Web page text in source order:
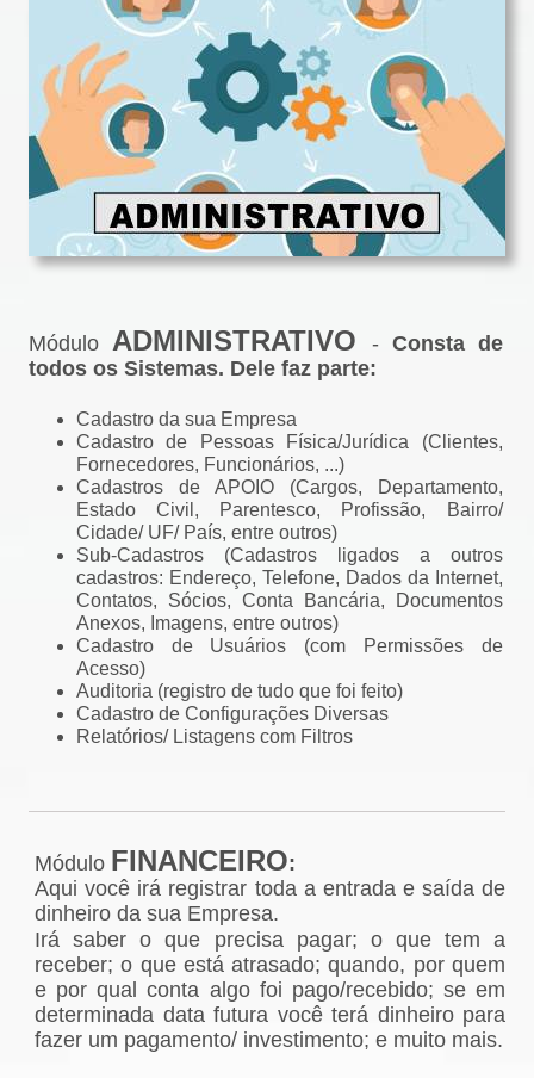
Módulo ADMINISTRATIVO - Consta de
todos os Sistemas. Dele faz parte:
Cadastro da sua Empresa
Cadastro de Pessoas Física/Jurídica (Clientes,
Fornecedores, Funcionários, ...)
Cadastros de APOIO (Cargos, Departamento,
Estado Civil, Parentesco, Profissão, Bairro/
Cidade/ UF/ País, entre outros)
Sub-Cadastros (Cadastros ligados a outros
cadastros: Endereço, Telefone, Dados da Internet,
Contatos, Sócios, Conta Bancária, Documentos
Anexos, Imagens, entre outros)
Cadastro de Usuários (com Permissões de
Acesso)
Auditoria (registro de tudo que foi feito)
Cadastro de Configurações Diversas
Relatórios/ Listagens com Filtros
Módulo FINANCEIRO:
Aqui você irá registrar toda a entrada e saída de
dinheiro da sua Empresa.
Irá saber o que precisa pagar; o que tem a
receber; o que está atrasado; quando, por quem
e por qual conta algo foi pago/recebido; se em
determinada data futura você terá dinheiro para
fazer um pagamento/ investimento; e muito mais.